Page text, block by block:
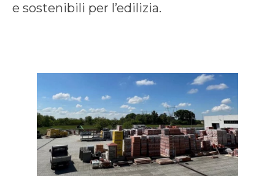
e sostenibili per l’edilizia.